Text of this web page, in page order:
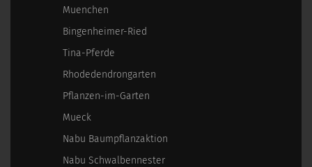
Muenchen
Bingenheimer-Ried
Tina-Pferde
Rhodedendrongarten
Pflanzen-im-Garten
Mueck
Nabu Baumpflanzaktion
Nabu Schwalbennester